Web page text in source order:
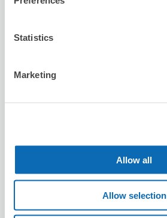
Statistics
Marketing
Allow all
Allow selection
スーツケースサイズ
都シティ大阪天王寺